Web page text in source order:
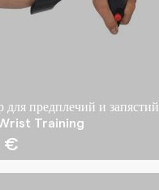
для предплечий и запястий
Training
€